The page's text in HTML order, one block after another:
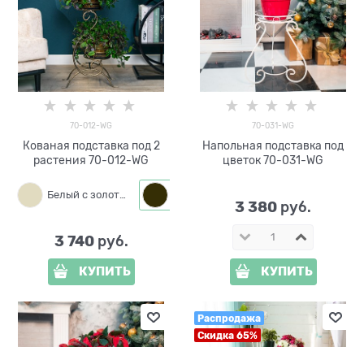
70-012-WG
Кованая подставка под 2
растения 70-012-WG
Белый с золотым
3 740 руб.
КУПИТЬ
70-031-WG
Напольная подставка под
цветок 70-031-WG
3 380 руб.
КУПИТЬ
Распродажа
Скидка 65%